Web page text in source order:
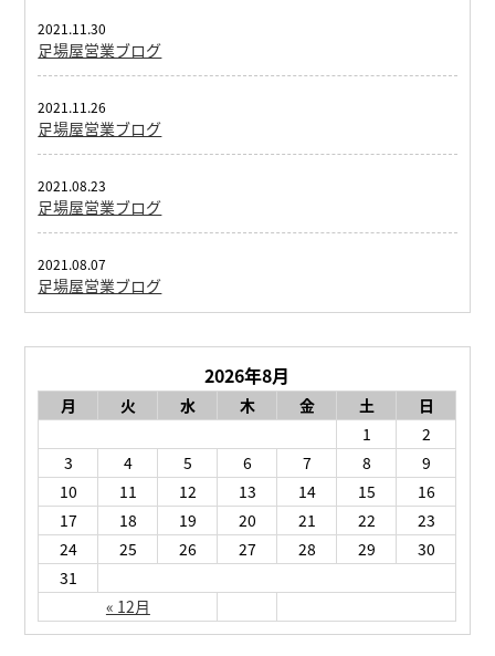
足場屋営業ブログ
2021.11.30
足場屋営業ブログ
2021.11.26
足場屋営業ブログ
2021.08.23
足場屋営業ブログ
2021.08.07
2026年8月
月 火 水 木 金 土 日
« 12月
1
2
3
4 5 6 7 8
9
10
11 12 13 14 15
16
17
18 19 20 21 22
23
24
25 26 27 28 29
30
31